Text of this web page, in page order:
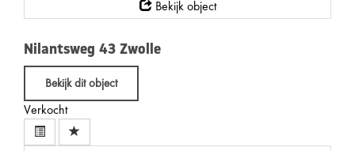
Bekijk object
Nilantsweg 43 Zwolle
Bekijk dit object
Verkocht